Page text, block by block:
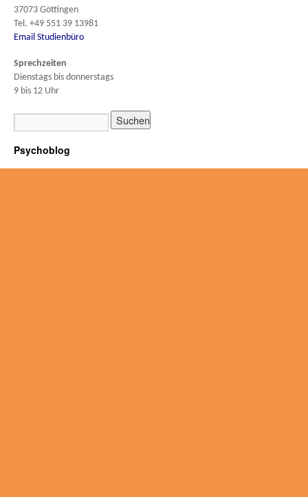
37073 Göttingen
Tel. +49 551 39 13981
Email Studienbüro
Sprechzeiten
Dienstags bis donnerstags
9 bis 12 Uhr
Psychoblog